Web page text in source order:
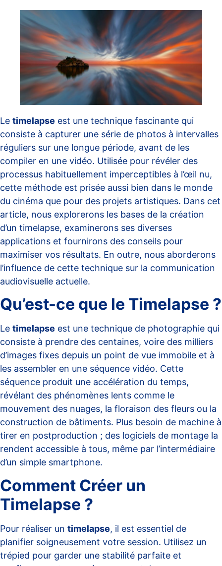
Le timelapse est une technique fascinante qui
consiste à capturer une série de photos à intervalles
réguliers sur une longue période, avant de les
compiler en une vidéo. Utilisée pour révéler des
processus habituellement imperceptibles à l’œil nu,
cette méthode est prisée aussi bien dans le monde
du cinéma que pour des projets artistiques. Dans cet
article, nous explorerons les bases de la création
d’un timelapse, examinerons ses diverses
applications et fournirons des conseils pour
maximiser vos résultats. En outre, nous aborderons
l’influence de cette technique sur la communication
audiovisuelle actuelle.
Qu’est-ce que le Timelapse ?
Le timelapse est une technique de photographie qui
consiste à prendre des centaines, voire des milliers
d’images fixes depuis un point de vue immobile et à
les assembler en une séquence vidéo. Cette
séquence produit une accélération du temps,
révélant des phénomènes lents comme le
mouvement des nuages, la floraison des fleurs ou la
construction de bâtiments. Plus besoin de machine à
tirer en postproduction ; des logiciels de montage la
rendent accessible à tous, même par l’intermédiaire
d’un simple smartphone.
Comment Créer un
Timelapse ?
Pour réaliser un timelapse, il est essentiel de
planifier soigneusement votre session. Utilisez un
trépied pour garder une stabilité parfaite et